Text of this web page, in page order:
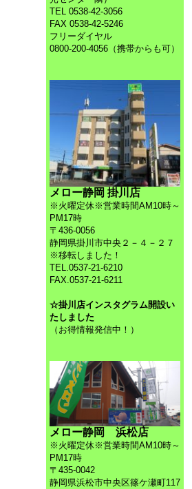
TEL 0538-42-3056
FAX 0538-42-5246
フリーダイヤル
0800-200-4056（携帯からも可）
メロー静岡 掛川店
※火曜定休※営業時間AM10時～
PM17時
〒436-0056
静岡県掛川市中央２－４－２７
※移転しました！
TEL.0537-21-6210
FAX.0537-21-6211
☆掛川店インスタグラム開設い
たしました
（お得情報発信中！）
メロー静岡 浜松店
※火曜定休※営業時間AM10時～
PM17時
〒435-0042
静岡県浜松市中央区篠ケ瀬町117